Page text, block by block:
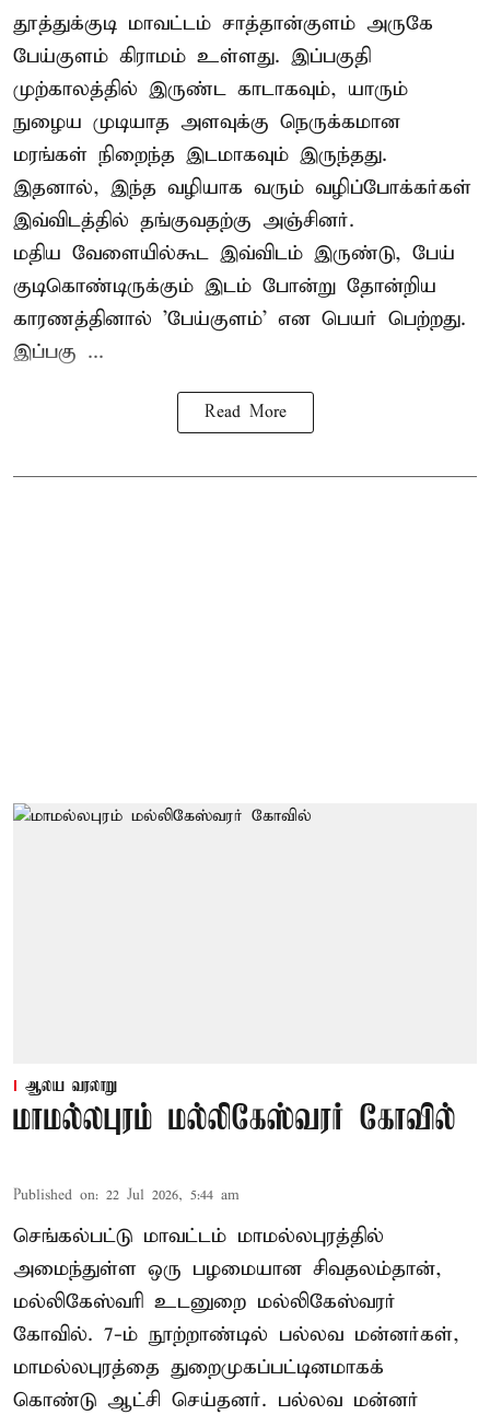
தூத்துக்குடி மாவட்டம் சாத்தான்குளம் அருகே
பேய்குளம் கிராமம் உள்ளது. இப்பகுதி
முற்காலத்தில் இருண்ட காடாகவும், யாரும்
நுழைய முடியாத அளவுக்கு நெருக்கமான
மரங்கள் நிறைந்த இடமாகவும் இருந்தது.
இதனால், இந்த வழியாக வரும் வழிப்போக்கர்கள்
இவ்விடத்தில் தங்குவதற்கு அஞ்சினர்.
மதிய வேளையில்கூட இவ்விடம் இருண்டு, பேய்
குடிகொண்டிருக்கும் இடம் போன்று தோன்றிய
காரணத்தினால் 'பேய்குளம்' என பெயர் பெற்றது.
இப்பகு ...
Read More
ஆலய வரலாறு
மாமல்லபுரம் மல்லிகேஸ்வரர் கோவில்
Published on: 22 Jul 2026, 5:44 am
செங்கல்பட்டு மாவட்டம் மாமல்லபுரத்தில்
அமைந்துள்ள ஒரு பழமையான சிவதலம்தான்,
மல்லிகேஸ்வரி உடனுறை மல்லிகேஸ்வரர்
கோவில். 7-ம் நூற்றாண்டில் பல்லவ மன்னர்கள்,
மாமல்லபுரத்தை துறைமுகப்பட்டினமாகக்
கொண்டு ஆட்சி செய்தனர். பல்லவ மன்னர்